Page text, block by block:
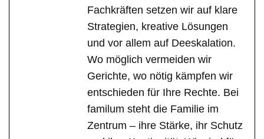
Fachkräften setzen wir auf klare
Strategien, kreative Lösungen
und vor allem auf Deeskalation.
Wo möglich vermeiden wir
Gerichte, wo nötig kämpfen wir
entschieden für Ihre Rechte. Bei
familum steht die Familie im
Zentrum – ihre Stärke, ihr Schutz